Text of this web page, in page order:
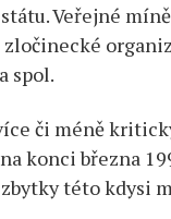
Veřejné
spol.
či méně
konci března
této kdysi